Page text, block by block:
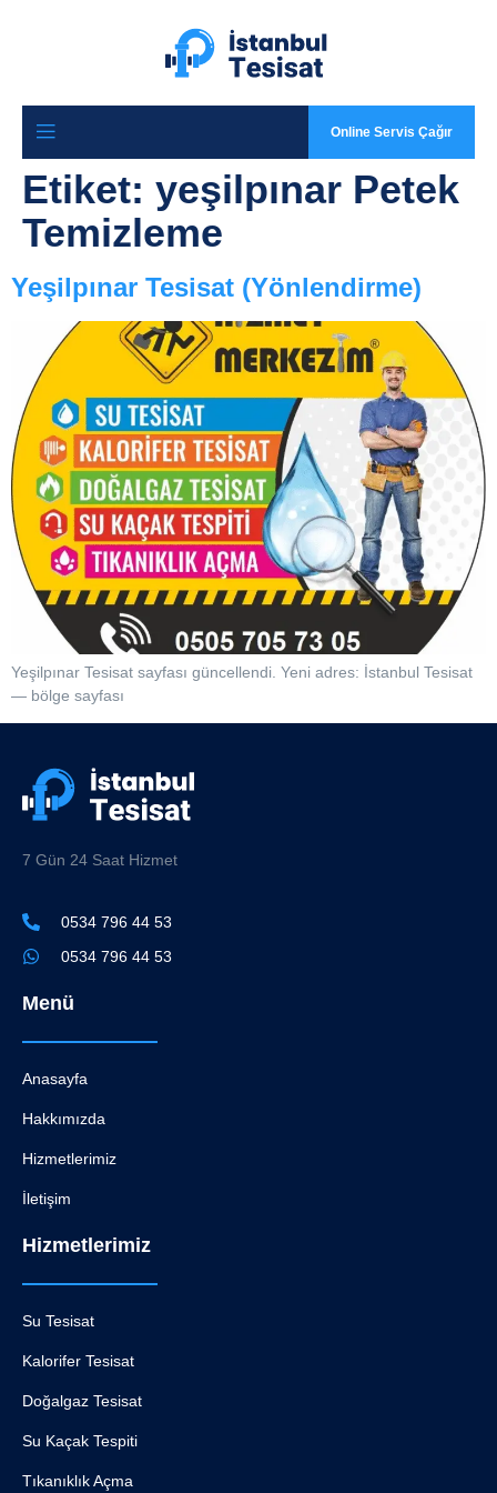
Online Servis Çağır
Etiket: yeşilpınar Petek
Temizleme
Yeşilpınar Tesisat (Yönlendirme)
Yeşilpınar Tesisat sayfası güncellendi. Yeni adres: İstanbul Tesisat
— bölge sayfası
7 Gün 24 Saat Hizmet
0534 796 44 53
0534 796 44 53
Menü
Anasayfa
Hakkımızda
Hizmetlerimiz
İletişim
Hizmetlerimiz
Su Tesisat
Kalorifer Tesisat
Doğalgaz Tesisat
Su Kaçak Tespiti
Tıkanıklık Açma